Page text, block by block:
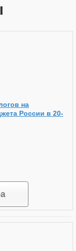
на
России в 20-